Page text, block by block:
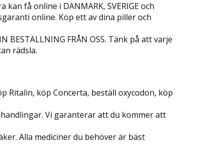
få online i DANMARK, SVERIGE och
online. Köp ett av dina piller och
BESTÄLLNING FRÅN OSS. Tänk på att varje
rädsla.
Ritalin, köp Concerta, beställ oxycodon, köp
Vi garanterar att du kommer att
Alla mediciner du behöver är bäst